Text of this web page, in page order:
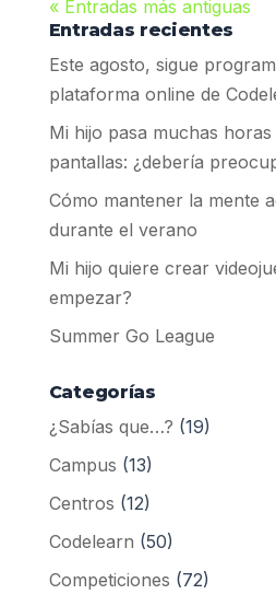
« Entradas más antiguas
Entradas recientes
Este agosto, sigue
plataforma online de
Mi hijo pasa muchas horas
pantallas: ¿debería
Cómo mantener la mente
durante el verano
Mi hijo quiere crear
empezar?
Summer Go League
Categorías
¿Sabías que…? (19)
Campus (13)
Centros (12)
Codelearn (50)
Competiciones (72)